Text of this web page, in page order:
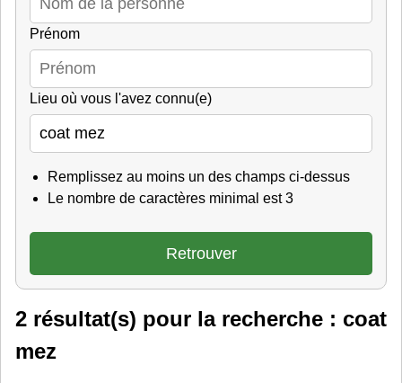
Prénom
Lieu où vous l'avez connu(e)
Remplissez au moins un des champs ci-dessus
Le nombre de caractères minimal est 3
2 résultat(s) pour la recherche : coat
mez